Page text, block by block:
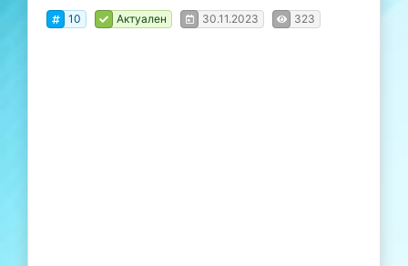
10 Актуален 30.11.2023 323